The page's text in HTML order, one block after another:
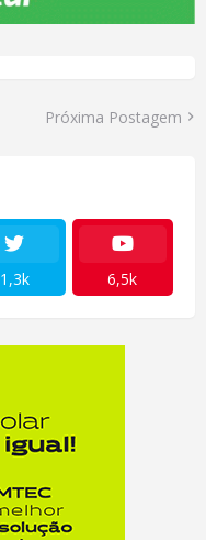
Próxima Postagem
1,3k 6,5k